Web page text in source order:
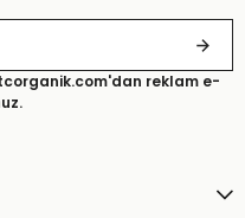
reklam e-